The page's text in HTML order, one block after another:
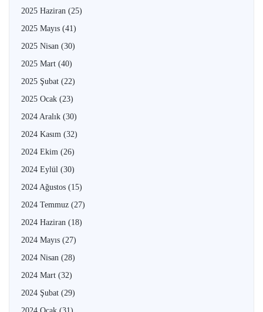
2025 Haziran (25)
2025 Mayıs (41)
2025 Nisan (30)
2025 Mart (40)
2025 Şubat (22)
2025 Ocak (23)
2024 Aralık (30)
2024 Kasım (32)
2024 Ekim (26)
2024 Eylül (30)
2024 Ağustos (15)
2024 Temmuz (27)
2024 Haziran (18)
2024 Mayıs (27)
2024 Nisan (28)
2024 Mart (32)
2024 Şubat (29)